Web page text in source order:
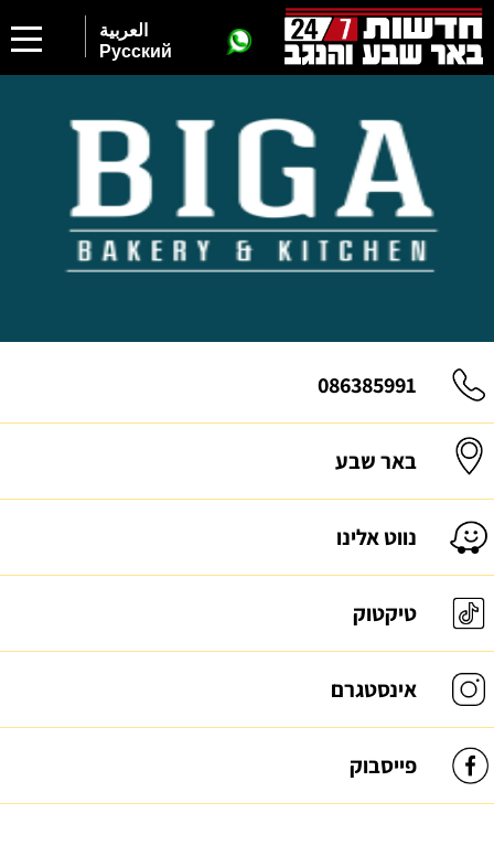
العربية
Русский
086385991
באר שבע
נווט אלינו
טיקטוק
אינסטגרם
פייסבוק